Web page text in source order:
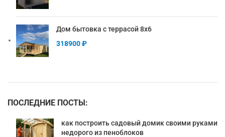
Дом бытовка с террасой 8х6
318900₽
ПОСЛЕДНИЕ ПОСТЫ:
как построить садовый домик своими руками
недорого из пеноблоков